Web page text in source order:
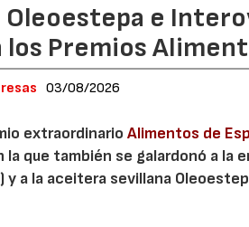
Oleoestepa e
Premios
03/08/2026
extraordinarioAlimentos de
la que también se galardonó a la
y a la aceitera sevillana